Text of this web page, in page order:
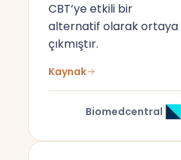
CBT’ye etkili bir
alternatif olarak ortaya
çıkmıştır.
Kaynak
Biomedcentral